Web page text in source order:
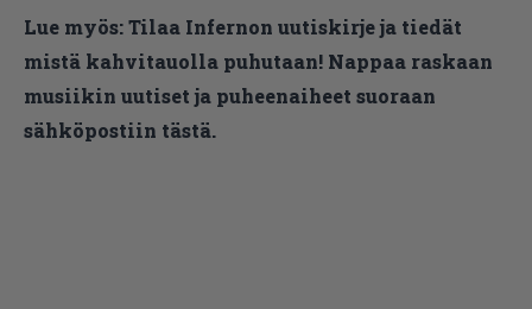
Lue myös:Tilaa Infernon uutiskirje ja tiedät
mistä kahvitauolla puhutaan! Nappaa raskaan
musiikin uutiset ja puheenaiheet suoraan
sähköpostiin tästä.